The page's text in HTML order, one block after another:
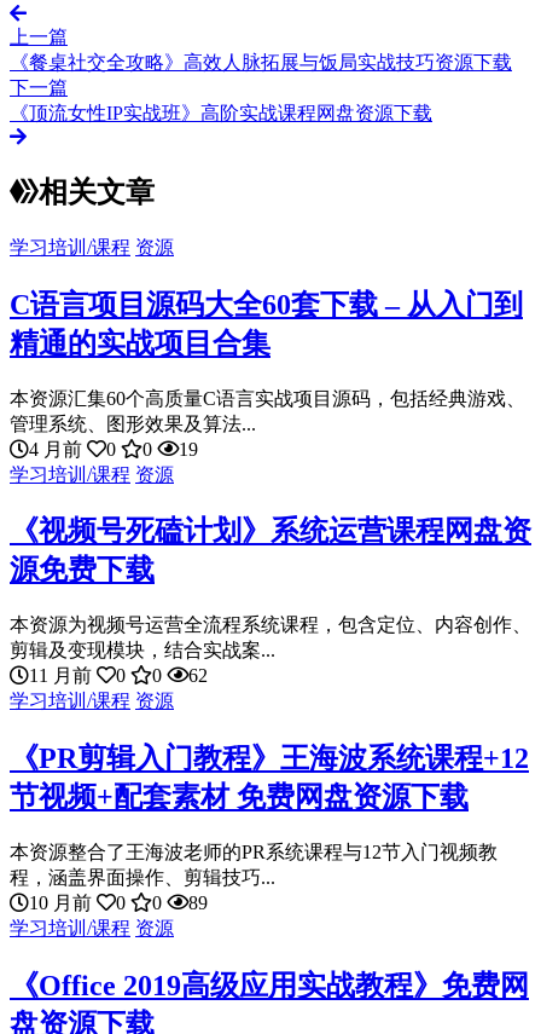
上一篇
《餐桌社交全攻略》高效人脉拓展与饭局实战技巧资源下载
下一篇
《顶流女性IP实战班》高阶实战课程网盘资源下载
相关文章
学习培训/课程 资源
C语言项目源码大全60套下载 – 从入门到
精通的实战项目合集
本资源汇集60个高质量C语言实战项目源码，包括经典游戏、
管理系统、图形效果及算法...
4 月前
0 0
19
学习培训/课程 资源
《视频号死磕计划》系统运营课程网盘资
源免费下载
本资源为视频号运营全流程系统课程，包含定位、内容创作、
剪辑及变现模块，结合实战案...
11 月前
0 0
62
学习培训/课程 资源
《PR剪辑入门教程》王海波系统课程+12
节视频+配套素材 免费网盘资源下载
本资源整合了王海波老师的PR系统课程与12节入门视频教
程，涵盖界面操作、剪辑技巧...
10 月前
0 0
89
学习培训/课程 资源
《Office 2019高级应用实战教程》免费网
盘资源下载